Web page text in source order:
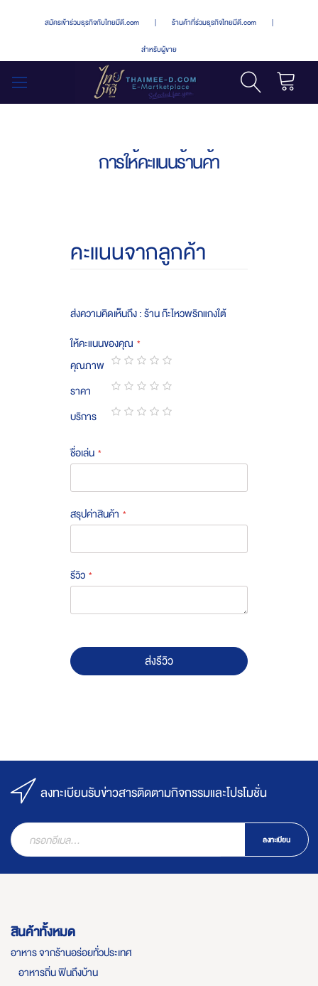
สมัครเข้าร่วมธุรกิจกับไทยมีดี.com | ร้านค้าที่ร่วมธุรกิจไทยมีดี.com |
สำหรับผู้ขาย
การให้คะแนนร้านค้า
คะแนนจากลูกค้า
ส่งความคิดเห็นถึง : ร้าน ก๊ะไหวพริกแกงใต้
ให้คะแนนของคุณ
คุณภาพ
1
star
2
stars
3
stars
4
stars
5
stars
ราคา
1
star
2
stars
3
stars
4
stars
5
stars
บริการ
ชื่อเล่น
สรุปค่าสินค้า
รีวิว
ส่งรีวิว
ลงทะเบียนรับข่าวสารติดตามกิจกรรมและโปรโมชั่น
ลงทะเบียน
สินค้าทั้งหมด
อาหาร จากร้านอร่อยทั่วประเทศ
อาหารถิ่น ฟินถึงบ้าน